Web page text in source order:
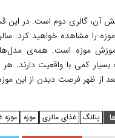
آن، گالری دوم است. در این
را مشاهده خواهید کرد.
موزه است. همه‌ی
تا ۱۸ بعد از ظهر فرصت دیدن از این
پنانگ غذای مالزی موزه موزه